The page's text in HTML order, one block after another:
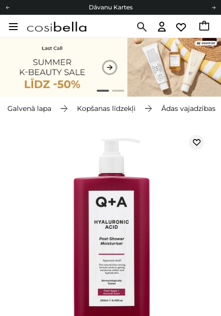
Dāvanu Kartes
Cosibella lojalitātes programma
Galvenā lapa Kopšanas līdzekļi Ādas vajadzības